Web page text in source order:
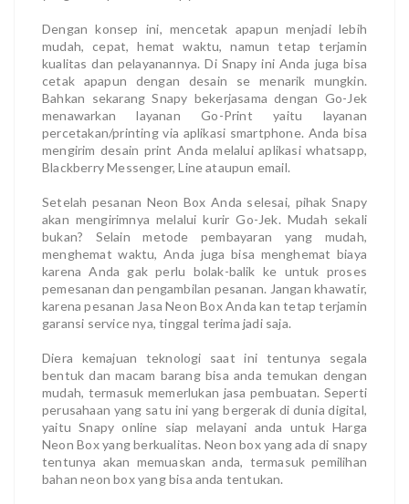
Dengan konsep ini, mencetak apapun menjadi lebih
mudah, cepat, hemat waktu, namun tetap terjamin
kualitas dan pelayanannya. Di Snapy ini Anda juga bisa
cetak apapun dengan desain se menarik mungkin.
Bahkan sekarang Snapy bekerjasama dengan Go-Jek
menawarkan layanan Go-Print yaitu layanan
percetakan/printing via aplikasi smartphone. Anda bisa
mengirim desain print Anda melalui aplikasi whatsapp,
Blackberry Messenger, Line ataupun email.
Setelah pesanan Neon Box Anda selesai, pihak Snapy
akan mengirimnya melalui kurir Go-Jek. Mudah sekali
bukan? Selain metode pembayaran yang mudah,
menghemat waktu, Anda juga bisa menghemat biaya
karena Anda gak perlu bolak-balik ke untuk proses
pemesanan dan pengambilan pesanan. Jangan khawatir,
karena pesanan Jasa Neon Box Anda kan tetap terjamin
garansi service nya, tinggal terima jadi saja.
Diera kemajuan teknologi saat ini tentunya segala
bentuk dan macam barang bisa anda temukan dengan
mudah, termasuk memerlukan jasa pembuatan. Seperti
perusahaan yang satu ini yang bergerak di dunia digital,
yaitu Snapy online siap melayani anda untuk Harga
Neon Box yang berkualitas. Neon box yang ada di snapy
tentunya akan memuaskan anda, termasuk pemilihan
bahan neon box yang bisa anda tentukan.